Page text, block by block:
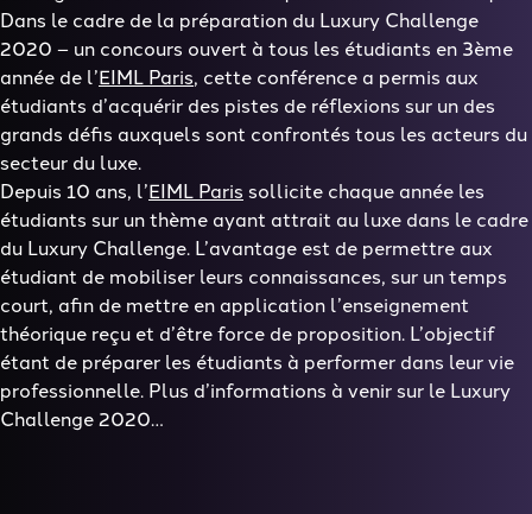
Dans le cadre de la préparation du Luxury Challenge
2020 – un concours ouvert à tous les étudiants en 3ème
année de l’EIML Paris, cette conférence a permis aux
étudiants d’acquérir des pistes de réflexions sur un des
grands défis auxquels sont confrontés tous les acteurs du
secteur du luxe.
Depuis 10 ans, l’EIML Paris sollicite chaque année les
étudiants sur un thème ayant attrait au luxe dans le cadre
du Luxury Challenge. L’avantage est de permettre aux
étudiant de mobiliser leurs connaissances, sur un temps
court, afin de mettre en application l’enseignement
théorique reçu et d’être force de proposition. L’objectif
étant de préparer les étudiants à performer dans leur vie
professionnelle. Plus d’informations à venir sur le Luxury
Challenge 2020…